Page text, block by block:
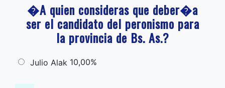
�A quien consideras que deber�a
ser el candidato del peronismo para
la provincia de Bs. As.?
Julio Alak 10,00%